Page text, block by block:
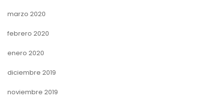
marzo 2020
febrero 2020
enero 2020
diciembre 2019
noviembre 2019